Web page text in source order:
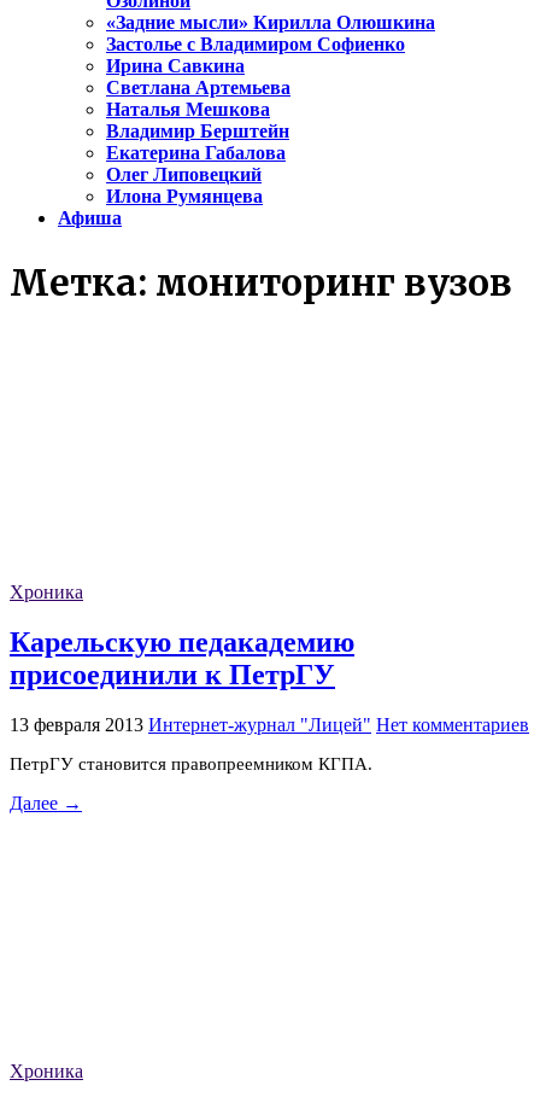
«Задние мысли» Кирилла Олюшкина
Застолье с Владимиром Софиенко
Ирина Савкина
Светлана Артемьева
Наталья Мешкова
Владимир Берштейн
Екатерина Габалова
Олег Липовецкий
Илона Румянцева
Афиша
Метка: мониторинг вузов
Хроника
Карельскую педакадемию
присоединили к ПетрГУ
13 февраля 2013 Интернет-журнал "Лицей" Нет комментариев
ПетрГУ становится правопреемником КГПА.
Далее →
Хроника